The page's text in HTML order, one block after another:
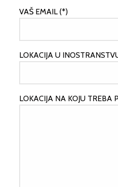
VAŠ EMAIL (*)
LOKACIJA U
LOKACIJA NA KOJU TREBA